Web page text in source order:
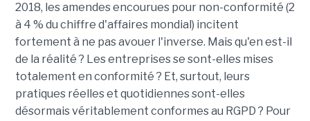
2018, les amendes encourues pour non-conformité (2
à 4 % du chiffre d'affaires mondial) incitent
fortement à ne pas avouer l'inverse. Mais qu'en est-il
de la réalité ? Les entreprises se sont-elles mises
totalement en conformité ? Et, surtout, leurs
pratiques réelles et quotidiennes sont-elles
désormais véritablement conformes au RGPD ? Pour